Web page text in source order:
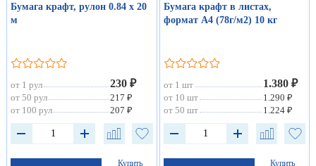
Бумага крафт, рулон 0.84 х 20
м
от 1 рул 230 ₽
от 50 рул
217 ₽
от 100 рул
207 ₽
Купить
Бумага крафт в листах,
формат А4 (78г/м2) 10 кг
от 1 шт 1.380 ₽
от 10 шт
1.290 ₽
от 50 шт
1.224 ₽
Купить